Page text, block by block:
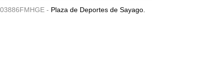
03886FMHGE - Plaza de Deportes de Sayago.